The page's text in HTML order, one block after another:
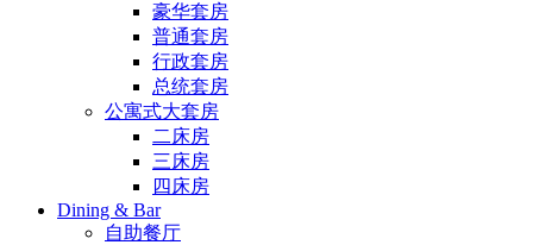
豪华套房
普通套房
行政套房
总统套房
公寓式大套房
二床房
三床房
四床房
Dining & Bar
自助餐厅